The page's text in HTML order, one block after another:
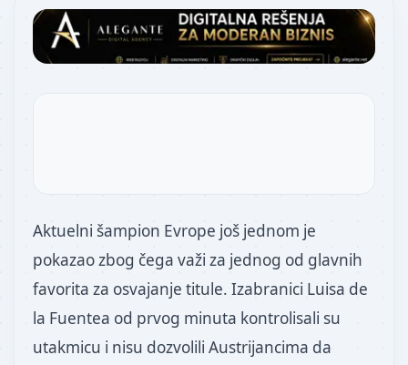
Aktuelni šampion Evrope još jednom je
pokazao zbog čega važi za jednog od glavnih
favorita za osvajanje titule. Izabranici Luisa de
la Fuentea od prvog minuta kontrolisali su
utakmicu i nisu dozvolili Austrijancima da